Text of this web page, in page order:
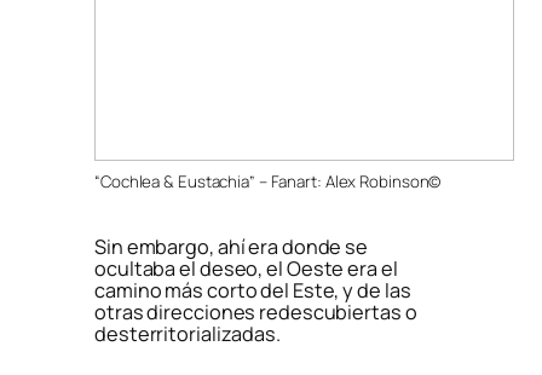
“Cochlea & Eustachia” – Fanart: Alex Robinson©
Sin embargo, ahí era donde se
ocultabael deseo, el Oeste era el
camino más corto del Este, y de las
otras direcciones redescubiertas o
desterritorializadas.